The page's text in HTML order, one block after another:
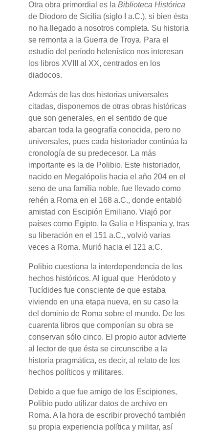
Otra obra primordial es la Biblioteca Histórica
de Diodoro de Sicilia (siglo I a.C.), si bien ésta
no ha llegado a nosotros completa. Su historia
se remonta a la Guerra de Troya. Para el
estudio del período helenístico nos interesan
los libros XVIII al XX, centrados en los
diadocos.
Además de las dos historias universales
citadas, disponemos de otras obras históricas
que son generales, en el sentido de que
abarcan toda la geografía conocida, pero no
universales, pues cada historiador continúa la
cronología de su predecesor. La más
importante es la de Polibio. Este historiador,
nacido en Megalópolis hacia el año 204 en el
seno de una familia noble, fue llevado como
rehén a Roma en el 168 a.C., donde entabló
amistad con Escipión Emiliano. Viajó por
países como Egipto, la Galia e Hispania y, tras
su liberación en el 151 a.C., volvió varias
veces a Roma. Murió hacia el 121 a.C.
Polibio cuestiona la interdependencia de los
hechos históricos. Al igual que Heródoto y
Tucídides fue consciente de que estaba
viviendo en una etapa nueva, en su caso la
del dominio de Roma sobre el mundo. De los
cuarenta libros que componían su obra se
conservan sólo cinco. El propio autor advierte
al lector de que ésta se circunscribe a la
historia pragmática, es decir, al relato de los
hechos políticos y militares.
Debido a que fue amigo de los Escipiones,
Polibio pudo utilizar datos de archivo en
Roma. A la hora de escribir provechó también
su propia experiencia política y militar, así